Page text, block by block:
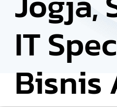
IT
Bisnis